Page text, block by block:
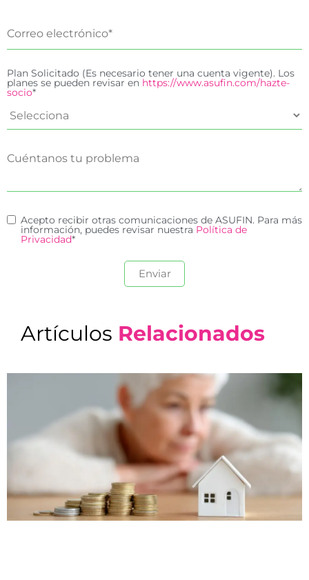
Plan Solicitado (Es necesario tener una cuenta vigente). Los
planes se pueden revisar en https://www.asufin.com/hazte-
socio*
Acepto recibir otras comunicaciones de ASUFIN. Para más
información, puedes revisar nuestra Política de
Privacidad*
Artículos Relacionados